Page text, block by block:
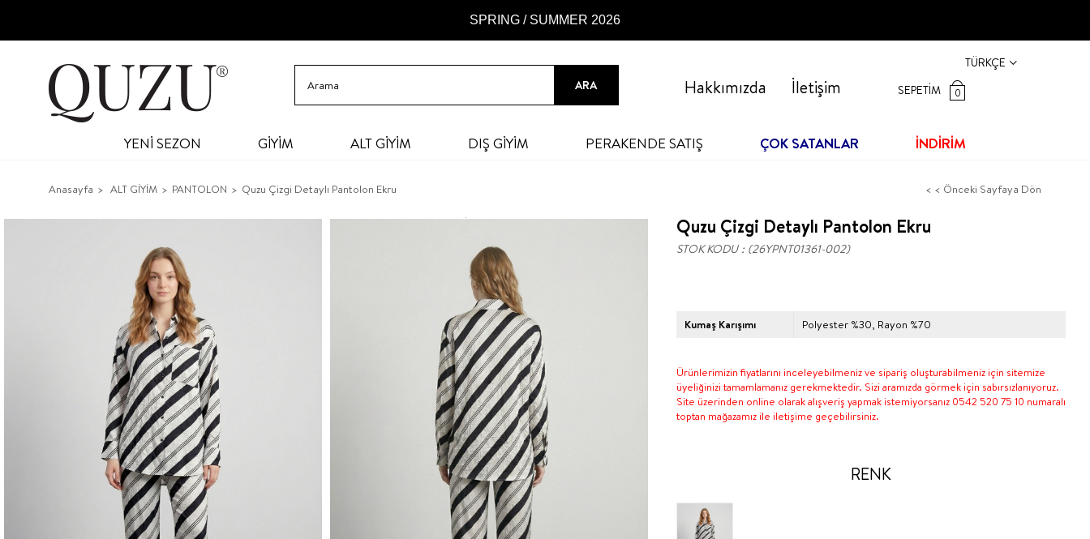
SPRING / SUMMER 2026
TÜRKÇE
SEPETIM
0
İletişim
Hakkımızda
YENİ SEZON GİYİM ALT GİYİM DIŞ GİYİM PERAKENDE SATIŞ ÇOK SATANLAR İNDİRİM
Anasayfa ALT GİYİM PANTOLON Quzu Çizgi Detaylı Pantolon Ekru < < Önceki Sayfaya Dön
Quzu Çizgi Detaylı Pantolon Ekru
STOK KODU (26YPNT01361-002)
Kumaş Karışımı Polyester %30, Rayon %70
Ürünlerimizin fiyatlarını inceleyebilmeniz ve sipariş oluşturabilmeniz için sitemize
üyeliğinizi tamamlamanız gerekmektedir. Sizi aramızda görmek için sabırsızlanıyoruz.
Site üzerinden online olarak alışveriş yapmak istemiyorsanız 0542 520 75 10 numaralı
toptan mağazamız ile iletişime geçebilirsiniz.
RENK